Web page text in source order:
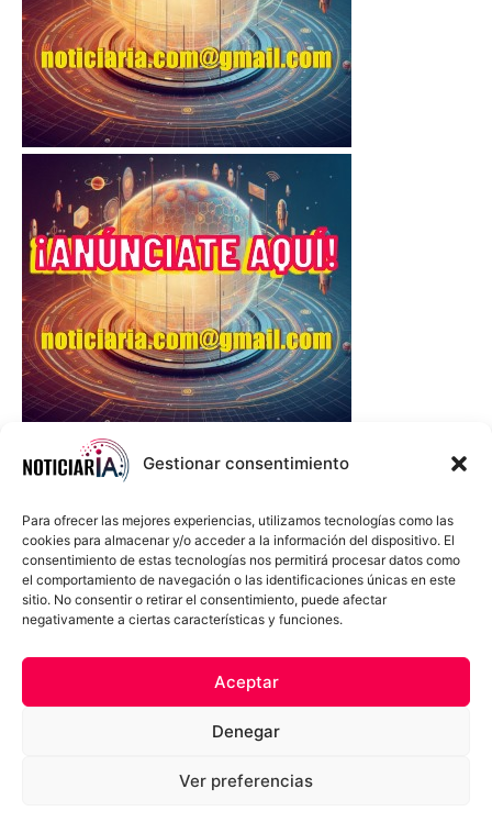
Gestionar consentimiento
Para ofrecer las mejores experiencias, utilizamos tecnologías como las
cookies para almacenar y/o acceder a la información del dispositivo. El
consentimiento de estas tecnologías nos permitirá procesar datos como
el comportamiento de navegación o las identificaciones únicas en este
sitio. No consentir o retirar el consentimiento, puede afectar
negativamente a ciertas características y funciones.
Aceptar
Denegar
Ver preferencias
Política de cookies
Términos y Condiciones
Aviso Sobre el Uso de IA
Compromiso Ético con la IA
Propiedad Intelectual